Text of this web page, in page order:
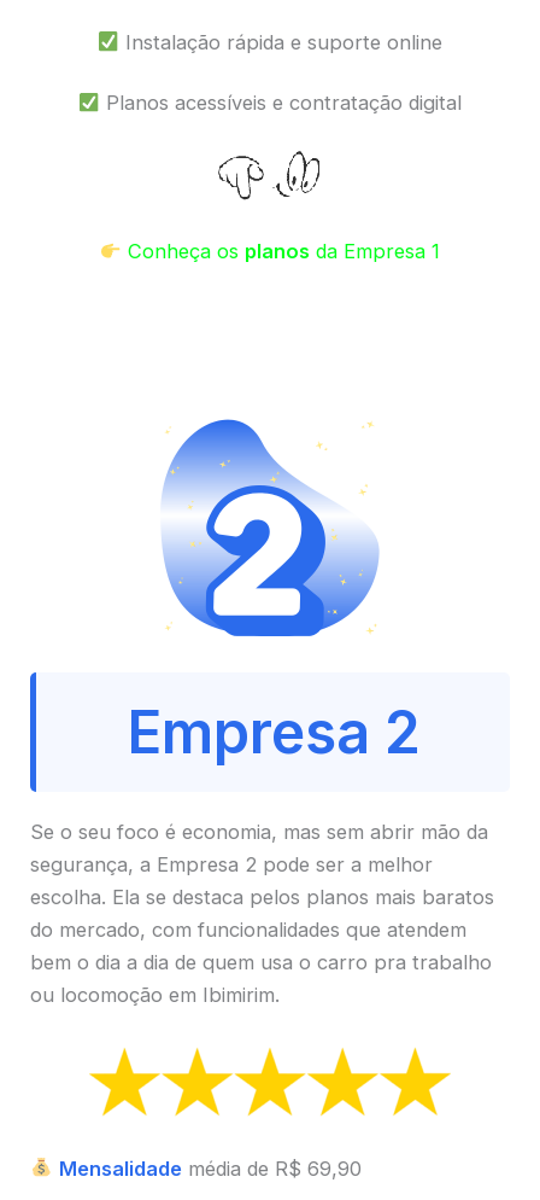
Instalação rápida e suporte online
Planos acessíveis e contratação digital
Conheça os planos da Empresa 1
Empresa 2
Se o seu foco é economia, mas sem abrir mão da
segurança, a Empresa 2 pode ser a melhor
escolha. Ela se destaca pelos planos mais baratos
do mercado, com funcionalidades que atendem
bem o dia a dia de quem usa o carro pra trabalho
ou locomoção em Ibimirim.
Mensalidade média de R$ 69,90